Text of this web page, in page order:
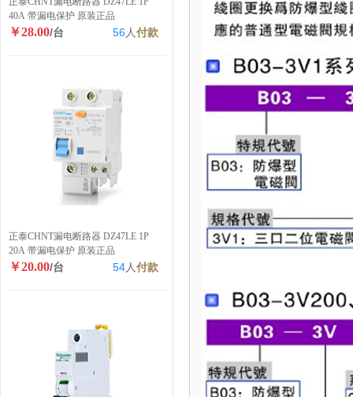
40A 带漏电保护 原装正品
￥28.00/台 56人付款
正泰CHNT漏电断路器 DZ47LE 1P
20A 带漏电保护 原装正品
￥20.00/台 54人付款